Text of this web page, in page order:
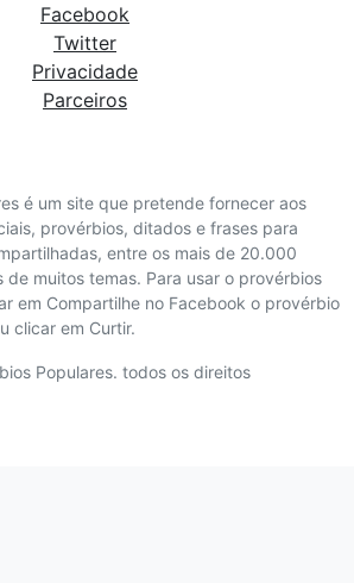
é um site que pretende fornecer aos
provérbios, ditados e frases para
entre os mais de 20.000
de muitos temas. Para usar o provérbios
em Compartilhe no Facebook o provérbio
clicar em Curtir.
Populares. todos os direitos
Facebook
Twitter
Privacidade
Parceiros